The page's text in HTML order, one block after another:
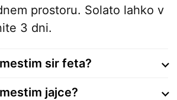
prostoru. Solato lahko v
3 dni.
sir feta?
jajce?